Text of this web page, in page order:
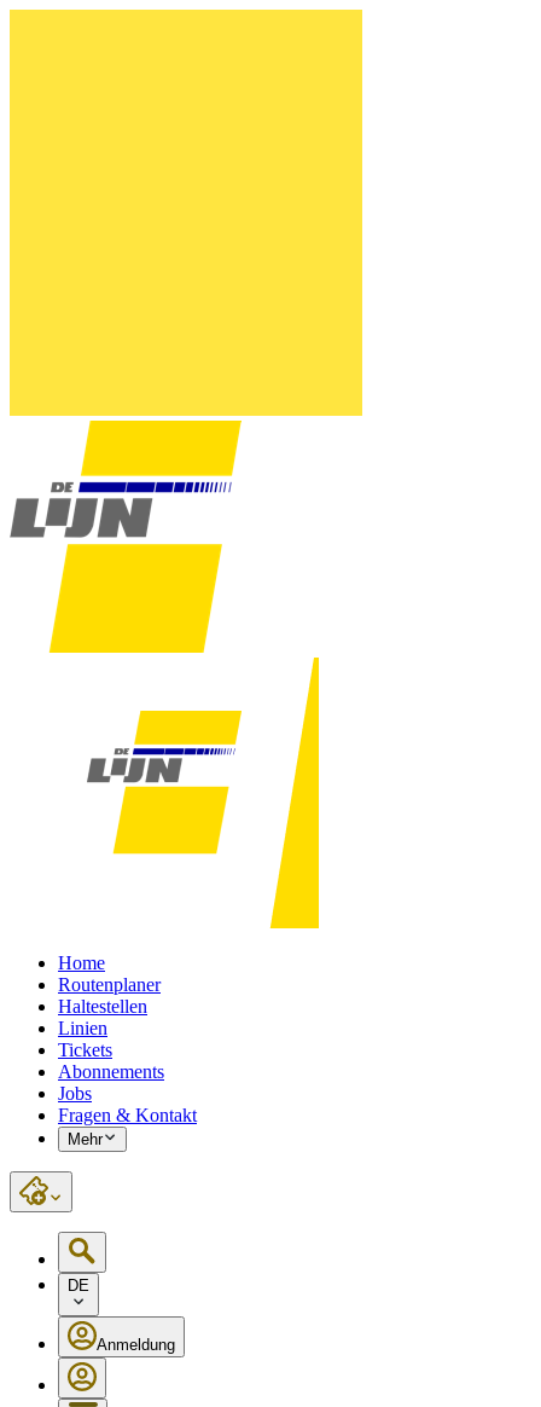
Home
Routenplaner
Haltestellen
Linien
Tickets
Abonnements
Jobs
Fragen & Kontakt
Mehr
DE
Anmeldung